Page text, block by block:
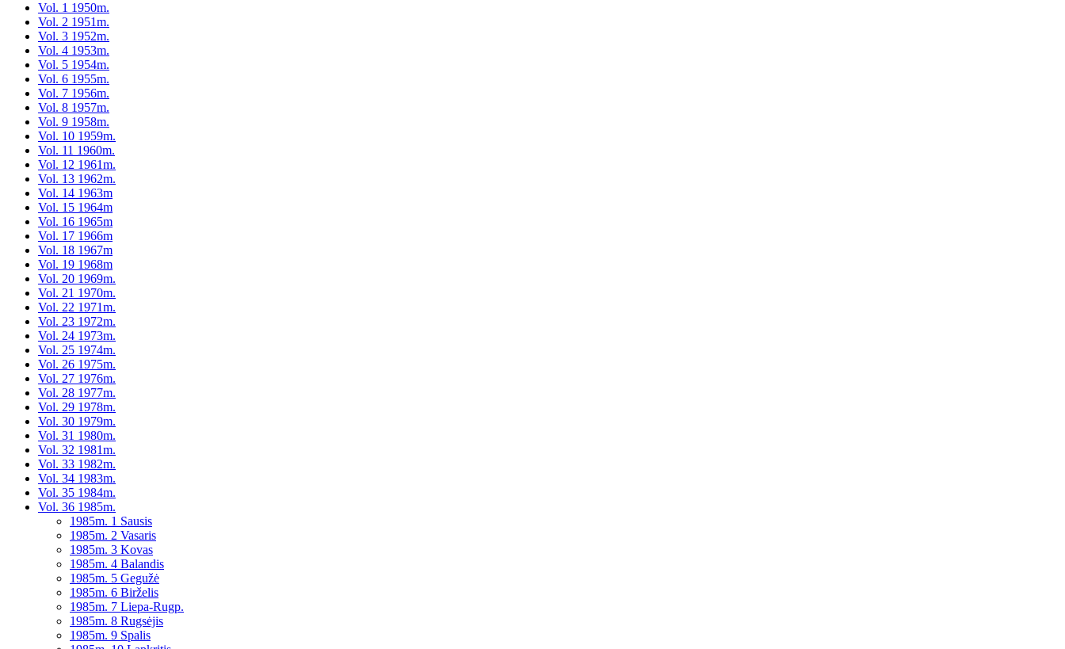
Vol. 1 1950m.
Vol. 2 1951m.
Vol. 3 1952m.
Vol. 4 1953m.
Vol. 5 1954m.
Vol. 6 1955m.
Vol. 7 1956m.
Vol. 8 1957m.
Vol. 9 1958m.
Vol. 10 1959m.
Vol. 11 1960m.
Vol. 12 1961m.
Vol. 13 1962m.
Vol. 14 1963m
Vol. 15 1964m
Vol. 16 1965m
Vol. 17 1966m
Vol. 18 1967m
Vol. 19 1968m
Vol. 20 1969m.
Vol. 21 1970m.
Vol. 22 1971m.
Vol. 23 1972m.
Vol. 24 1973m.
Vol. 25 1974m.
Vol. 26 1975m.
Vol. 27 1976m.
Vol. 28 1977m.
Vol. 29 1978m.
Vol. 30 1979m.
Vol. 31 1980m.
Vol. 32 1981m.
Vol. 33 1982m.
Vol. 34 1983m.
Vol. 35 1984m.
Vol. 36 1985m.
1985m. 1 Sausis
1985m. 2 Vasaris
1985m. 3 Kovas
1985m. 4 Balandis
1985m. 5 Gegužė
1985m. 6 Birželis
1985m. 7 Liepa-Rugp.
1985m. 8 Rugsėjis
1985m. 9 Spalis